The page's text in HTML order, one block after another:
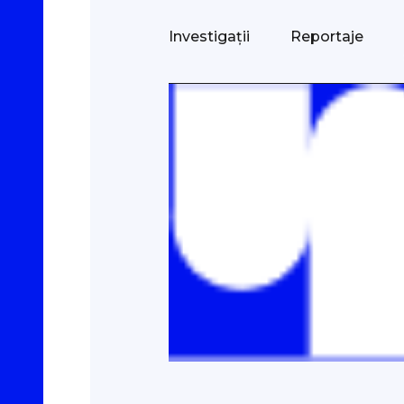
Investigații Reportaje